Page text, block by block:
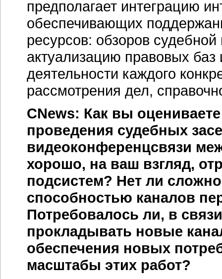
предполагает интеграцию
обеспечивающих
ресурсов: обзоров
актуализацию правовых
деятельности каждого
рассмотрения дел,
CNews: Как вы
проведения судебных
видеоконференцсвязи
хорошо, на ваш взгляд,
подсистем? Нет ли
способностью каналов
Потребовалось ли, в
прокладывать новые
обеспечения новых
масштабы этих работ?